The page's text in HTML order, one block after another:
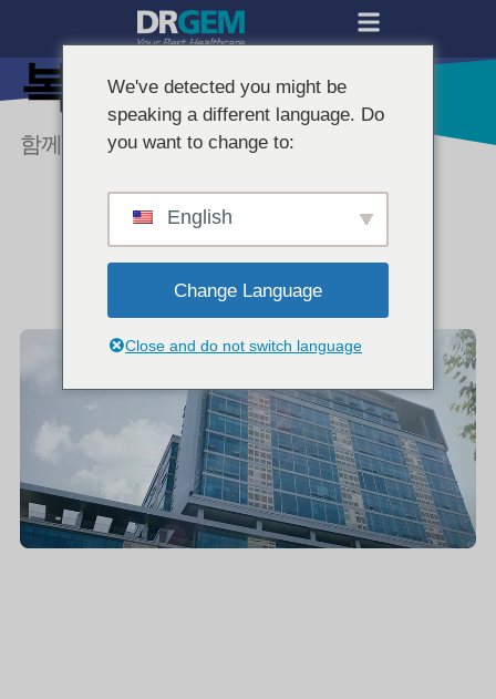
복리후생
함께 성장하는 문화를 위한 복리후생 제도
We've detected you might be
speaking a different language. Do
you want to change to:
English
Change Language
Close and do not switch language